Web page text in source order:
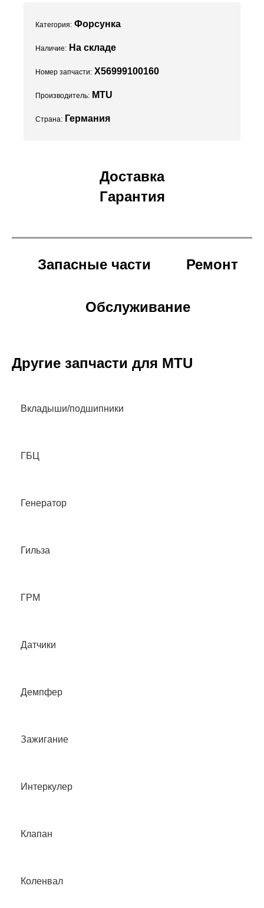
Категория: Форсунка
Наличие: На складе
Номер запчасти: X56999100160
Производитель: MTU
Страна: Германия
Доставка
Гарантия
Запасные части Ремонт
Обслуживание
Другие запчасти для MTU
Вкладыши/подшипники
ГБЦ
Генератор
Гильза
ГРМ
Датчики
Демпфер
Зажигание
Интеркулер
Клапан
Коленвал